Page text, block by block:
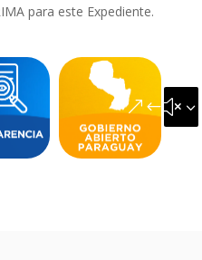
para este Expediente.